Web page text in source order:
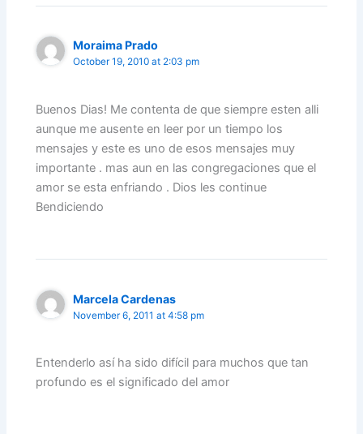
Moraima Prado
October 19, 2010 at 2:03 pm
Buenos Dias! Me contenta de que siempre esten alli
aunque me ausente en leer por un tiempo los
mensajes y este es uno de esos mensajes muy
importante . mas aun en las congregaciones que el
amor se esta enfriando . Dios les continue
Bendiciendo
Marcela Cardenas
November 6, 2011 at 4:58 pm
Entenderlo así ha sido difícil para muchos que tan
profundo es el significado del amor